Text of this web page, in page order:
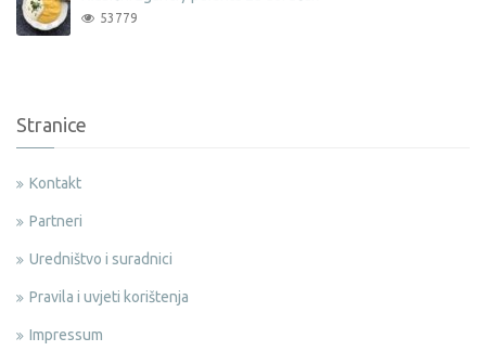
53779
Stranice
Kontakt
Partneri
Uredništvo i suradnici
Pravila i uvjeti korištenja
Impressum